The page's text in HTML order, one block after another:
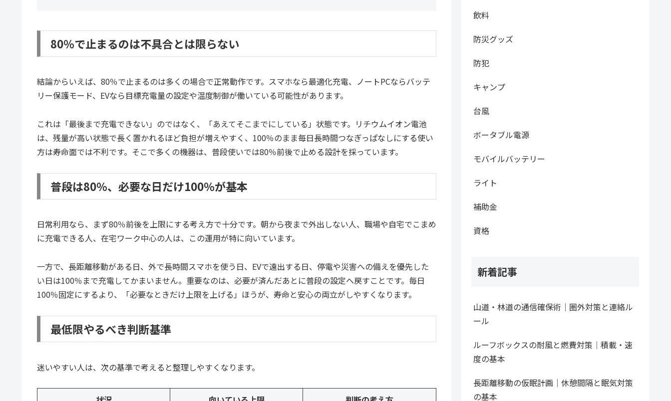
80％で止まるのは不具合とは限らない
結論からいえば、80％で止まるのは多くの場合で正常動作です。スマホなら最適化充電、ノートPCならバッテ
リー保護モード、EVなら目標充電量の設定や温度制御が働いている可能性があります。
これは「最後まで充電できない」のではなく、「あえてそこまでにしている」状態です。リチウムイオン電池
は、残量が高い状態で長く置かれるほど負担が増えやすく、100％のまま毎日長時間つなぎっぱなしにする使い
方は寿命面では不利です。そこで多くの機器は、普段使いでは80％前後で止める設計を採っています。
普段は80％、必要な日だけ100％が基本
日常利用なら、まず80％前後を上限にする考え方で十分です。朝から夜まで外出しない人、職場や自宅でこまめ
に充電できる人、在宅ワーク中心の人は、この運用が特に向いています。
一方で、長距離移動がある日、外で長時間スマホを使う日、EVで遠出する日、停電や災害への備えを優先した
い日は100％まで充電してかまいません。重要なのは、必要が済んだあとに普段の設定へ戻すことです。毎日
100％固定にするより、「必要なときだけ上限を上げる」ほうが、寿命と安心の両立がしやすくなります。
最低限やるべき判断基準
迷いやすい人は、次の基準で考えると整理しやすくなります。
飲料
防災グッズ
防犯
キャンプ
台風
ボータブル電源
モバイルバッテリー
ライト
補助金
資格
新着記事
山道・林道の通信確保術｜圏外対策と連絡ル
ール
ルーフボックスの耐風と燃費対策｜積載・速
度の基本
長距離移動の仮眠計画｜休憩間隔と眠気対策
の基本